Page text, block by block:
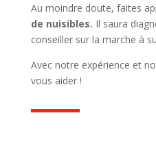
Au moindre doute, faites
de nuisibles. Il saura
conseiller sur la marche à
Avec notre expérience et
vous aider !